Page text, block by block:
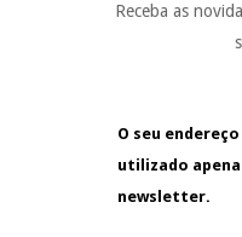
Receba as
O seu
utilizado
newsletter.